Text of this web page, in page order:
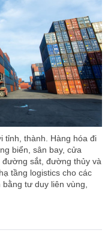
tỉnh, thành. Hàng hóa đi
biển, sân bay, cửa
sắt, đường thủy và
tầng logistics cho các
tư duy liên vùng,